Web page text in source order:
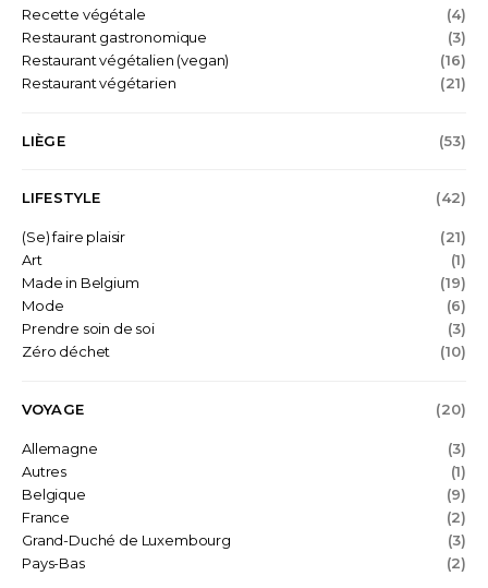
Recette végétale
(4)
Restaurant gastronomique
(3)
Restaurant végétalien (vegan)
(16)
Restaurant végétarien
(21)
LIÈGE (53)
LIFESTYLE (42)
(Se) faire plaisir
(21)
Art
(1)
Made in Belgium
(19)
Mode
(6)
Prendre soin de soi
(3)
Zéro déchet
(10)
VOYAGE (20)
Allemagne
(3)
Autres
(1)
Belgique
(9)
France
(2)
Grand-Duché de Luxembourg
(3)
Pays-Bas
(2)